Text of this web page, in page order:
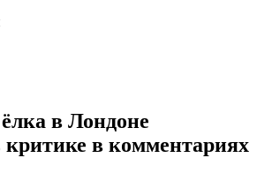
в Лондоне
критике в комментариях